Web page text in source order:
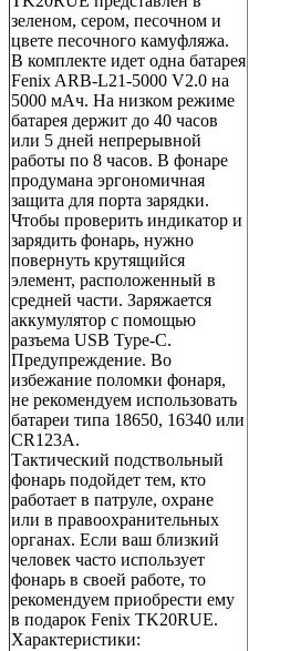
зеленом, сером, песочном и
цвете песочного камуфляжа.
В комплекте идет одна батарея
Fenix ARB-L21-5000 V2.0 на
5000 мАч. На низком режиме
батарея держит до 40 часов
или 5 дней непрерывной
работы по 8 часов. В фонаре
продумана эргономичная
защита для порта зарядки.
Чтобы проверить индикатор и
зарядить фонарь, нужно
повернуть крутящийся
элемент, расположенный в
средней части. Заряжается
аккумулятор с помощью
разъема USB Type-C.
Предупреждение. Во
избежание поломки фонаря,
не рекомендуем использовать
батареи типа 18650, 16340 или
CR123A.
Тактический подствольный
фонарь подойдет тем, кто
работает в патруле, охране
или в правоохранительных
органах. Если ваш близкий
человек часто использует
фонарь в своей работе, то
рекомендуем приобрести ему
в подарок Fenix TK20RUE.
Характеристики: